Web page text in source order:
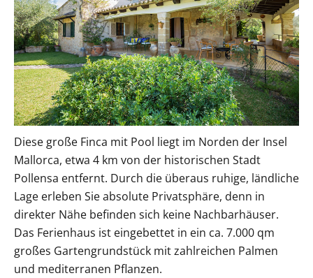
Diese große Finca mit Pool liegt im Norden der Insel
Mallorca, etwa 4 km von der historischen Stadt
Pollensa entfernt. Durch die überaus ruhige, ländliche
Lage erleben Sie absolute Privatsphäre, denn in
direkter Nähe befinden sich keine Nachbarhäuser.
Das Ferienhaus ist eingebettet in ein ca. 7.000 qm
großes Gartengrundstück mit zahlreichen Palmen
und mediterranen Pflanzen.